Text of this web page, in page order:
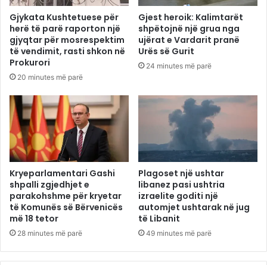
Gjykata Kushtetuese për
herë të parë raporton një
gjyqtar për mosrespektim
të vendimit, rasti shkon në
Prokurori
20 minutes më parë
Gjest heroik: Kalimtarët
shpëtojnë një grua nga
ujërat e Vardarit pranë
Urës së Gurit
24 minutes më parë
Kryeparlamentari Gashi
shpalli zgjedhjet e
parakohshme për kryetar
të Komunës së Bërvenicës
më 18 tetor
28 minutes më parë
Plagoset një ushtar
libanez pasi ushtria
izraelite goditi një
automjet ushtarak në jug
të Libanit
49 minutes më parë